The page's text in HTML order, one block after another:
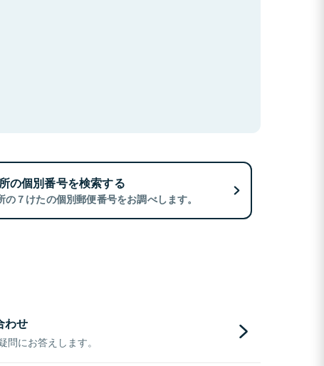
の個別番号を検索する
の７けたの個別郵便番号をお調べします。
わせ
にお答えします。